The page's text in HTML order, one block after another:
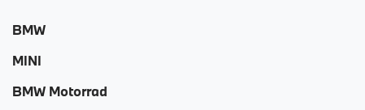
BMW
MINI
BMW Motorrad